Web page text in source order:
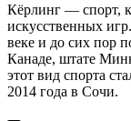
Кёрлинг — спорт,
искусственных
веке и до сих пор
Канаде, штате
этот вид спорта
2014 года в Сочи.